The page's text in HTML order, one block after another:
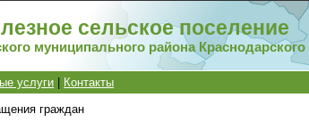
сельское поселение
муниципального района Краснодарского
услуги Контакты
граждан